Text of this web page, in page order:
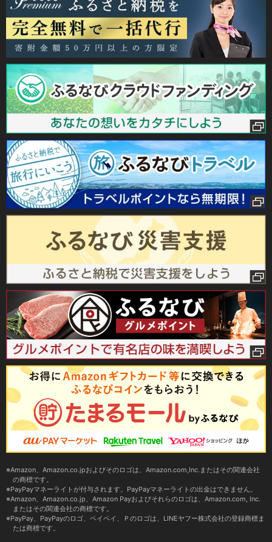
Amazon、Amazon.co.jpおよびそのロゴは、Amazon.com,Inc.またはその関連会社
の商標です。
PayPayマネーライトが付与されます。PayPayマネーライトの出金はできません。
Amazon、Amazon.co.jp、Amazon Payおよびそれらのロゴは、Amazon.com, Inc.
またはその関連会社の商標です。
PayPay、PayPayのロゴ、ペイペイ、Ｐのロゴは、LINEヤフー株式会社の登録商標ま
たは商標です。